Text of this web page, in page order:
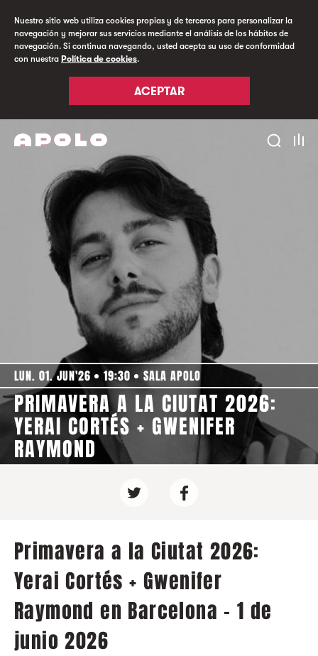
Nuestro sitio web utiliza cookies propias y de terceros para personalizar la
navegación y mejorar sus servicios mediante el análisis de los hábitos de
navegación. Si continua navegando, usted acepta su uso de conformidad
con nuestra Política de cookies.
ACEPTAR
LUN. 01. JUN'26 19:30 SALA APOLO
PRIMAVERA A LA CIUTAT 2026:
YERAI CORTÉS + GWENIFER
RAYMOND
Primavera a la Ciutat 2026:
Yerai Cortés + Gwenifer
Raymond en Barcelona - 1 de
junio 2026